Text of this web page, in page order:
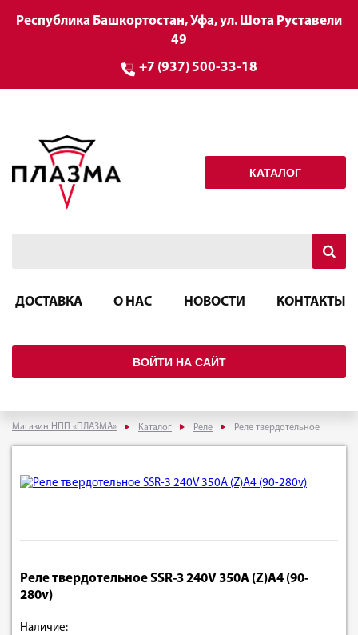
Республика Башкортостан, Уфа, ул. Шота Руставели
49
+7 (937) 500-33-18
КАТАЛОГ
ДОСТАВКА О НАС НОВОСТИ КОНТАКТЫ
ВОЙТИ НА САЙТ
Магазин НПП «ПЛАЗМА» Каталог Реле Реле твердотельное
Реле твердотельное SSR-3 240V 350A (Z)A4 (90-
280v)
Наличие: